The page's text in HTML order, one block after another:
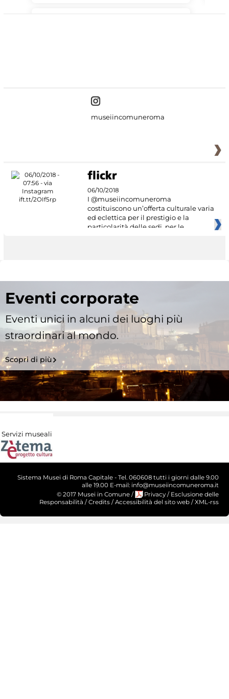
museiincomuneroma
06/10/2018
I @museiincomuneroma
costituiscono un’offerta culturale varia
ed eclettica per il prestigio e la
particolarità delle sedi, per le
Eventi corporate
Eventi unici in alcuni dei luoghi più
straordinari al mondo.
Scopri di più
Servizi museali
Sistema Musei di Roma Capitale - Tel. 060608 tutti i giorni dalle 9.00
alle 19.00 E-mail: info@museiincomuneroma.it
© 2017 Musei in Comune / Privacy / Esclusione delle
Responsabilità / Credits / Accessibilità del sito web / XML-rss